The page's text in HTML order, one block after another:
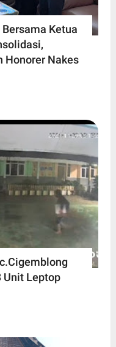
Ketua
Honorer Nakes
Unit Leptop